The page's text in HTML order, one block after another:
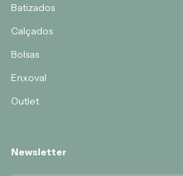
Batizados
Calçados
Bolsas
Enxoval
Outlet
Newsletter